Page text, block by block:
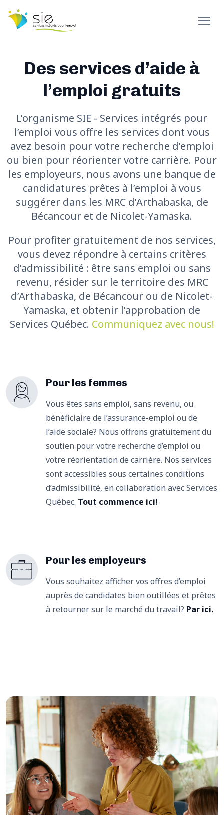
Des services d’aide à
l’emploi gratuits
L’organisme SIE - Services intégrés pour
l’emploi vous offre les services dont vous
avez besoin pour votre recherche d’emploi
ou bien pour réorienter votre carrière. Pour
les employeurs, nous avons une banque de
candidatures prêtes à l’emploi à vous
suggérer dans les MRC d’Arthabaska, de
Bécancour et de Nicolet-Yamaska.
Pour profiter gratuitement de nos services,
vous devez répondre à certains critères
d’admissibilité : être sans emploi ou sans
revenu, résider sur le territoire des MRC
d’Arthabaska, de Bécancour ou de Nicolet-
Yamaska, et obtenir l’approbation de
Services Québec. Communiquez avec nous!
Pour les femmes
Vous êtes sans emploi, sans revenu, ou
bénéficiaire de l’assurance-emploi ou de
l’aide sociale? Nous offrons gratuitement du
soutien pour votre recherche d’emploi ou
votre réorientation de carrière. Nos services
sont accessibles sous certaines conditions
d’admissibilité, en collaboration avec Services
Québec. Tout commence ici!
Pour les employeurs
Vous souhaitez afficher vos offres d’emploi
auprès de candidates bien outillées et prêtes
à retourner sur le marché du travail? Par ici.